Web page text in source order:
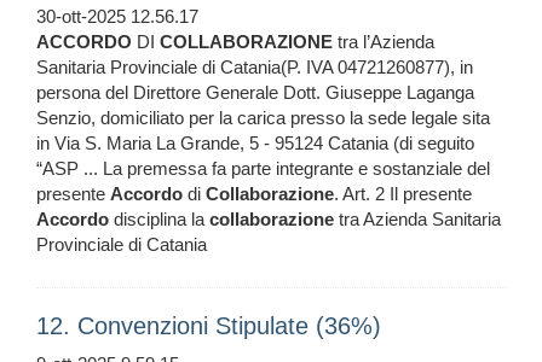
30-ott-2025 12.56.17
ACCORDO DI COLLABORAZIONE tra l’Azienda
Sanitaria Provinciale di Catania(P. IVA 04721260877), in
persona del Direttore Generale Dott. Giuseppe Laganga
Senzio, domiciliato per la carica presso la sede legale sita
in Via S. Maria La Grande, 5 - 95124 Catania (di seguito
“ASP ... La premessa fa parte integrante e sostanziale del
presente Accordo di Collaborazione. Art. 2 Il presente
Accordo disciplina lacollaborazione tra Azienda Sanitaria
Provinciale di Catania
12. Convenzioni Stipulate (36%)